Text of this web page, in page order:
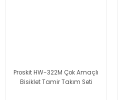
Proskit HW-322M Çok Amaçlı
Bisiklet Tamir Takım Seti